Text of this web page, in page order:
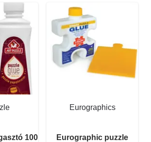
100
Eurographics
Eurographic puzzle